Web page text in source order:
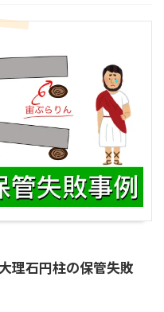
理石円柱の保管失敗